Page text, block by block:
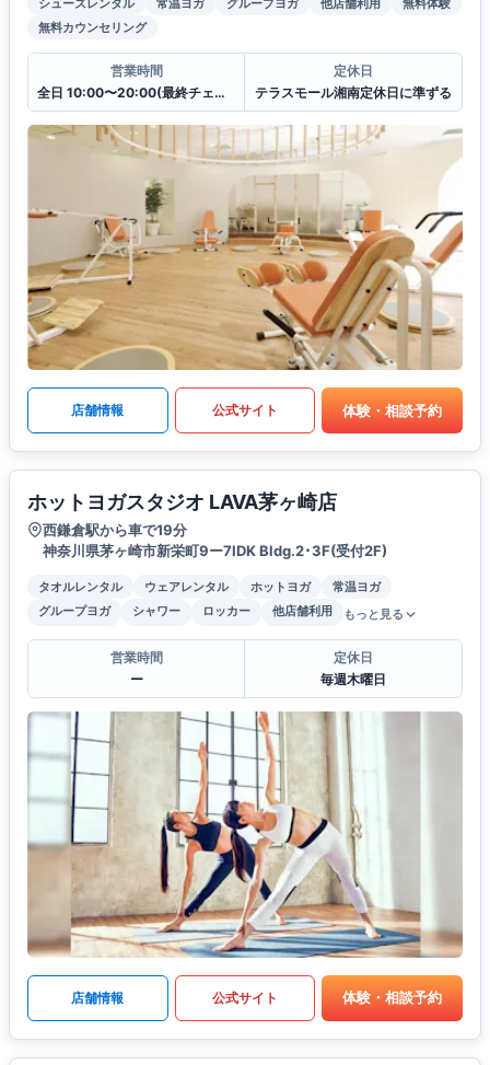
無料カウンセリング
営業時間
全日 10:00〜20:00(最終チェックイン19:30)
定休日
テラスモール湘南定休日に準ずる
店舗情報 公式サイト 体験・相談予約
ホットヨガスタジオ LAVA茅ヶ崎店
西鎌倉駅から車で19分
神奈川県茅ヶ崎市新栄町9ー7IDK Bldg.2･3F(受付2F)
タオルレンタル ウェアレンタル ホットヨガ
常温ヨガ
グループヨガ
シャワー ロッカー 他店舗利用 もっと見る
営業時間
ー
定休日
毎週木曜日
店舗情報 公式サイト 体験・相談予約